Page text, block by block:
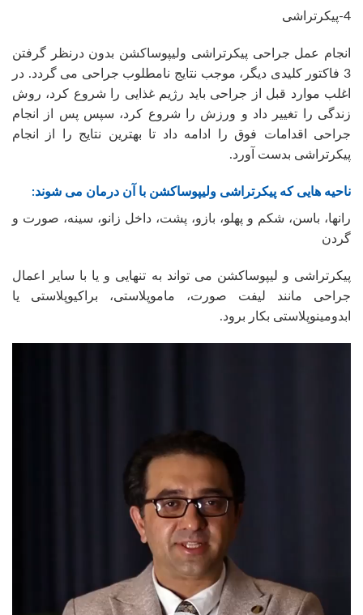
4-پیکرتراشی
انجام عمل جراحی پیکرتراشی ولیپوساکشن بدون درنظر گرفتن
3 فاکتور کلیدی دیگر، موجب نتایج نامطلوب جراحی می گردد. در
اغلب موارد قبل از جراحی باید رژیم غذایی را شروع کرد، روش
زندگی را تغییر داد و ورزش را شروع کرد، سپس پس از انجام
جراحی اقدامات فوق را ادامه داد تا بهترین نتایج را از انجام
پیکرتراشی بدست آورد.
ناحیه هایی که پیکرتراشی ولیپوساکشن با آن درمان می شوند:
رانها، باسن، شکم و پهلو، بازو، پشت، داخل زانو، سینه، صورت و
گردن
پیکرتراشی و لیپوساکشن می تواند به تنهایی و یا با سایر اعمال
جراحی مانند لیفت صورت، ماموپلاستی، براکیوپلاستی یا
ابدومینوپلاستی بکار برود.